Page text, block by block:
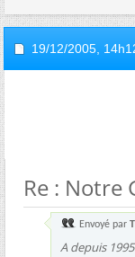
19/12/2005,
Re : Notre
Envoyé par
A depuis